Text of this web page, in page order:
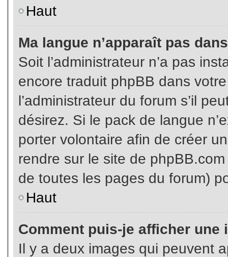
Haut
Ma langue n’apparaît pas
Soit l’administrateur n’a pas
encore traduit phpBB dans
l’administrateur du forum s’il
désirez. Si le pack de langue
porter volontaire afin de créer
rendre sur le site de
de toutes les pages du forum)
Haut
Comment puis-je afficher une
Il y a deux images qui peuvent